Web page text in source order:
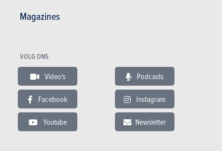
Magazines
VOLG ONS
Video's Podcasts
Facebook Instagram
Youtube Newsletter